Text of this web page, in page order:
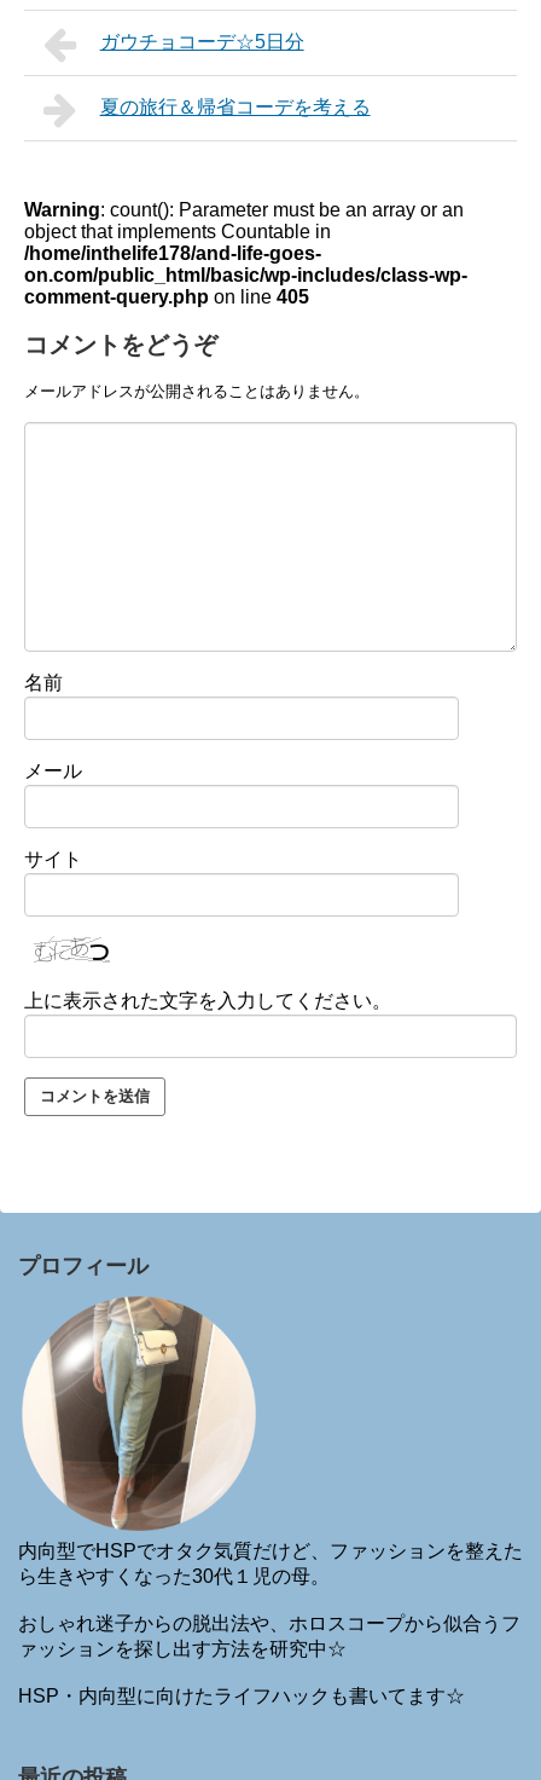
ガウチョコーデ☆5日分
夏の旅行＆帰省コーデを考える
Warning: count(): Parameter must be an array or an
object that implements Countable in
/home/inthelife178/and-life-goes-
on.com/public_html/basic/wp-includes/class-wp-
comment-query.php on line 405
コメントをどうぞ
メールアドレスが公開されることはありません。
名前
メール
サイト
上に表示された文字を入力してください。
プロフィール
内向型でHSPでオタク気質だけど、ファッションを整えた
ら生きやすくなった30代１児の母。
おしゃれ迷子からの脱出法や、ホロスコープから似合うフ
ァッションを探し出す方法を研究中☆
HSP・内向型に向けたライフハックも書いてます☆